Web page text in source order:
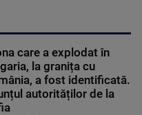
care a explodat în
la granița cu
a fost identificată.
autorităților de la